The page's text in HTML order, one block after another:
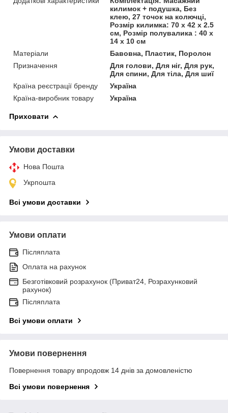
килимок + подушка, Без
клею, 27 точок на колючці,
Розмір килимка: 70 х 42 х 2.5
см, Розмір полувалика : 40 х
14 х 10 см
Матеріали
Бавовна, Пластик, Поролон
Призначення
Для голови, Для ніг, Для рук,
Для спини, Для тіла, Для шиї
Країна реєстрації бренду
Україна
Країна-виробник товару
Україна
Приховати
Умови доставки
Нова Пошта
Укрпошта
Всі умови доставки
Умови оплати
Післяплата
Оплата на рахунок
Безготівковий розрахунок (Приват24, Розрахунковий
рахунок)
Післяплата
Всі умови оплати
Умови повернення
Повернення товару впродовж 14 днів за домовленістю
Всі умови повернення